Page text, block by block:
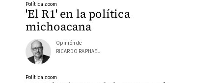
'El R1' en la política
michoacana
Política zoom
Opinión de
RICARDO RAPHAEL
Política zoom